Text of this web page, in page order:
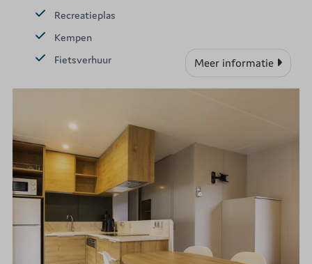
Recreatieplas
Kempen
Fietsverhuur
Meer informatie